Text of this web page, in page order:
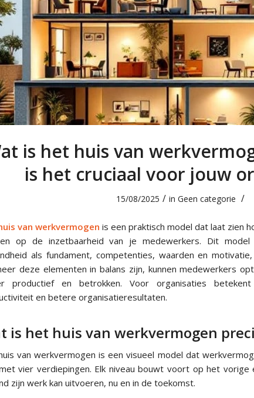
is het huis van
is het cruciaal voor jouw
15/08/2025 / in Geen categorie /
van werkvermogen is een praktisch model dat laat zien
op de inzetbaarheid van je medewerkers. Dit
als fundament, competenties, waarden en
deze elementen in balans zijn, kunnen medewerkers
productief en betrokken. Voor organisaties
en betere organisatieresultaten.
is het huis van werkvermogen
van werkvermogen is een visueel model dat
vier verdiepingen. Elk niveau bouwt voort op het vorige
zijn werk kan uitvoeren, nu en in de toekomst.